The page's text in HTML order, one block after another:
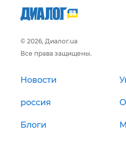
© 2026, Диалог.ua
Все права защищены.
Новости
россия
Блоги